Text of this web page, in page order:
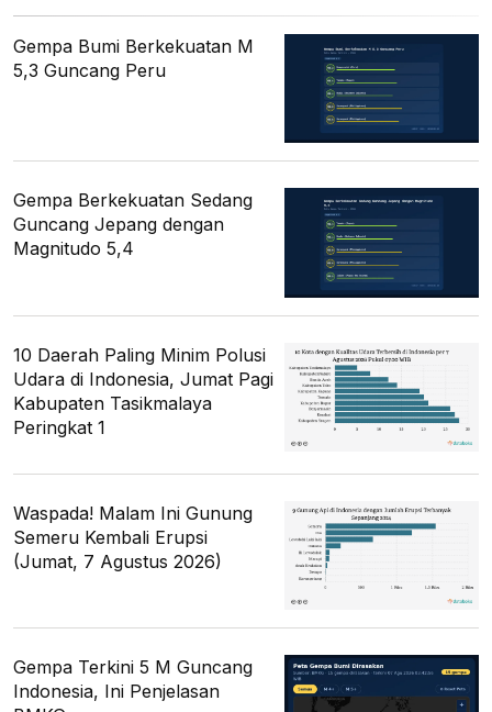
Gempa Bumi Berkekuatan M
5,3 Guncang Peru
Gempa Berkekuatan Sedang
Guncang Jepang dengan
Magnitudo 5,4
10 Daerah Paling Minim Polusi
Udara di Indonesia, Jumat Pagi
Kabupaten Tasikmalaya
Peringkat 1
Waspada! Malam Ini Gunung
Semeru Kembali Erupsi
(Jumat, 7 Agustus 2026)
Gempa Terkini 5 M Guncang
Indonesia, Ini Penjelasan